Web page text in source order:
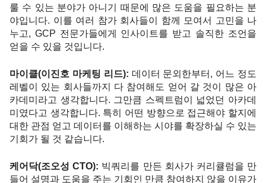
룰 수 있는 분야가 아니기 때문에 많은 도움을 필요하는 분
야입니다. 이를 여러 참가 회사들이 함께 모여서 고민을 나
누고, GCP 전문가들에게 인사이트를 받고 솔직한 조언을
얻을 수 있을 것입니다.
마이클(이진호 마케팅 리드): 데이터 문외한부터, 어느 정도
레벨이 있는 회사들까지 다 참여해도 얻어 갈 것이 많은 아
카데미라고 생각합니다. 그만큼 스펙트럼이 넓었던 아카데
미였다고 생각합니다. 특히 어떤 방향으로 접근해야 할지에
대한 관점 얻고 데이터를 이해하는 시야를 확장하실 수 있는
기회가 될 것 같습니다.
케어닥(조오성 CTO): 빅쿼리를 만든 회사가 커리큘럼을 만
들어 설명과 도움을 주는 기회인 만큼 참여하지 않을 이유가